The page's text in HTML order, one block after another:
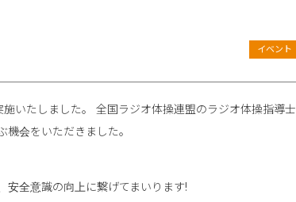
イベント
いたしました。 全国ラジオ体操連盟のラジオ体操指導士
会をいただきました。
安全意識の向上に繋げてまいります!